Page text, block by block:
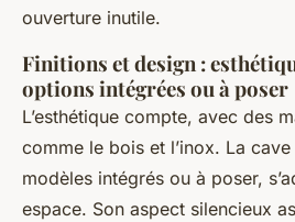
ouverture inutile.
Finitions et design :
options intégrées ou à poser
L’esthétique compte, avec des
comme le bois et l’inox. La
modèles intégrés ou à poser,
espace. Son aspect silencieux